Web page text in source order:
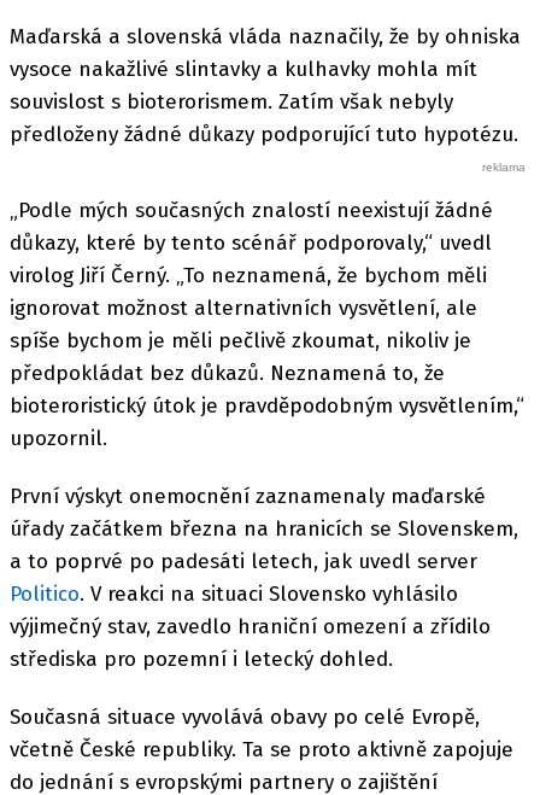
Maďarská a slovenská vláda naznačily, že by ohniska
vysoce nakažlivé slintavky a kulhavky mohla mít
souvislost s bioterorismem. Zatím však nebyly
předloženy žádné důkazy podporující tuto hypotézu.
„Podle mých současných znalostí neexistují žádné
důkazy, které by tento scénář podporovaly,“ uvedl
virolog Jiří Černý. „To neznamená, že bychom měli
ignorovat možnost alternativních vysvětlení, ale
spíše bychom je měli pečlivě zkoumat, nikoliv je
předpokládat bez důkazů. Neznamená to, že
bioteroristický útok je pravděpodobným vysvětlením,“
upozornil.
První výskyt onemocnění zaznamenaly maďarské
úřady začátkem března na hranicích se Slovenskem,
a to poprvé po padesáti letech, jak uvedl server
Politico. V reakci na situaci Slovensko vyhlásilo
výjimečný stav, zavedlo hraniční omezení a zřídilo
střediska pro pozemní i letecký dohled.
Současná situace vyvolává obavy po celé Evropě,
včetně České republiky. Ta se proto aktivně zapojuje
do jednání s evropskými partnery o zajištění